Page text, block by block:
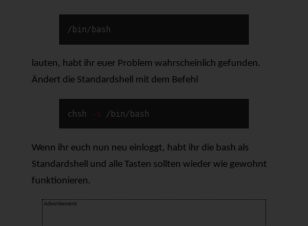
/bin/bash
lauten, habt ihr euer Problem wahrscheinlich gefunden.
Ändert die Standardshell mit dem Befehl
chsh -s /bin/bash
Wenn ihr euch nun neu einloggt, habt ihr die bash als
Standardshell und alle Tasten sollten wieder wie gewohnt
funktionieren.
Advertisement